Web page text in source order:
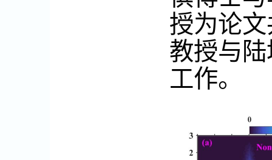
授为论
教授与
工作。